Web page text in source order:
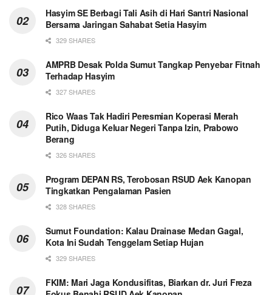
Hasyim SE Berbagi Tali Asih di Hari Santri Nasional
Bersama Jaringan Sahabat Setia Hasyim
329 SHARES
AMPRB Desak Polda Sumut Tangkap Penyebar Fitnah
Terhadap Hasyim
327 SHARES
Rico Waas Tak Hadiri Peresmian Koperasi Merah
Putih, Diduga Keluar Negeri Tanpa Izin, Prabowo
Berang
326 SHARES
Program DEPAN RS, Terobosan RSUD Aek Kanopan
Tingkatkan Pengalaman Pasien
328 SHARES
Sumut Foundation: Kalau Drainase Medan Gagal,
Kota Ini Sudah Tenggelam Setiap Hujan
329 SHARES
FKIM: Mari Jaga Kondusifitas, Biarkan dr. Juri Freza